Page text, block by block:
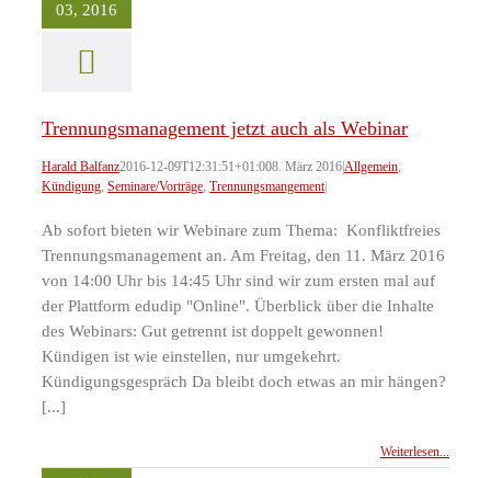
03, 2016
Trennungsmanagement jetzt auch als Webinar
Harald Balfanz2016-12-09T12:31:51+01:008. März 2016Allgemein,
Kündigung, Seminare/Vorträge, Trennungsmangement|
Ab sofort bieten wir Webinare zum Thema: Konfliktfreies
Trennungsmanagement an. Am Freitag, den 11. März 2016
von 14:00 Uhr bis 14:45 Uhr sind wir zum ersten mal auf
der Plattform edudip "Online". Überblick über die Inhalte
des Webinars: Gut getrennt ist doppelt gewonnen!
Kündigen ist wie einstellen, nur umgekehrt.
Kündigungsgespräch Da bleibt doch etwas an mir hängen?
[...]
Weiterlesen...